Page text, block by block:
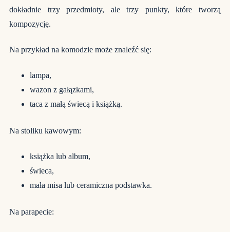
dokładnie trzy przedmioty, ale trzy punkty, które tworzą
kompozycję.
Na przykład na komodzie może znaleźć się:
lampa,
wazon z gałązkami,
taca z małą świecą i książką.
Na stoliku kawowym:
książka lub album,
świeca,
mała misa lub ceramiczna podstawka.
Na parapecie: